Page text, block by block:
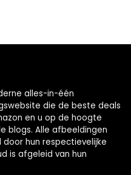
alles-in-één
die de beste deals
en u op de hoogte
blogs. Alle afbeeldingen
hun respectievelijke
is afgeleid van hun